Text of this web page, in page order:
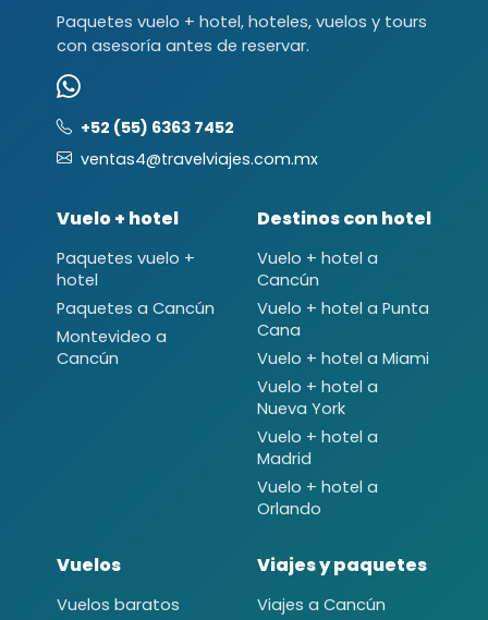
Paquetes vuelo + hotel, hoteles, vuelos y tours
con asesoría antes de reservar.
+52 (55) 6363 7452
ventas4@travelviajes.com.mx
Vuelo + hotel
Paquetes vuelo +
hotel
Paquetes a Cancún
Montevideo a
Cancún
Destinos con hotel
Vuelo + hotel a
Cancún
Vuelo + hotel a Punta
Cana
Vuelo + hotel a Miami
Vuelo + hotel a
Nueva York
Vuelo + hotel a
Madrid
Vuelo + hotel a
Orlando
Vuelos
Vuelos baratos
Viajes y paquetes
Viajes a Cancún